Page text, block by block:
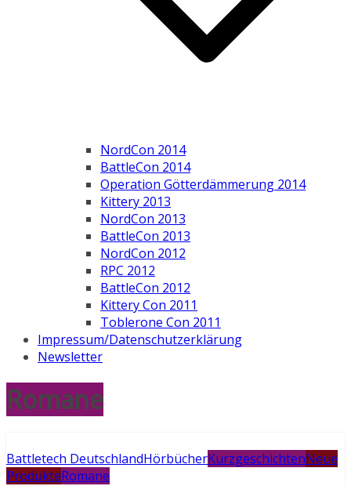
NordCon 2014
BattleCon 2014
Operation Götterdämmerung 2014
Kittery 2013
NordCon 2013
BattleCon 2013
NordCon 2012
RPC 2012
BattleCon 2012
Kittery Con 2011
Toblerone Con 2011
Impressum/Datenschutzerklärung
Newsletter
Romane
Battletech DeutschlandHörbücherKurzgeschichtenNeue
ProdukteRomane